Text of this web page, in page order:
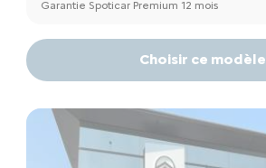
Garantie Spoticar Premium 12 mois
Choisir ce modèle